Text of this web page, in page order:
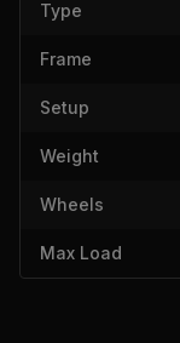
Type
Frame
Setup
Weight
Wheels
Max Load